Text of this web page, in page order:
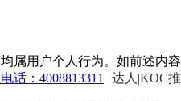
属用户个人行为。如前述内容
话：4008813311 达人|KOC